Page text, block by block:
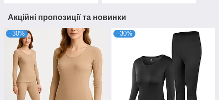
Акційні пропозиції та новинки
–30% –30%